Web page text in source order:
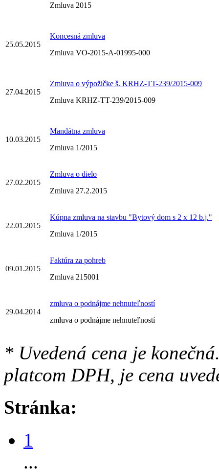
Zmluva 2015
25.05.2015
Koncesná zmluva
Zmluva VO-2015-A-01995-000
27.04.2015
Zmluva o výpožičke š. KRHZ-TT-239/2015-009
Zmluva KRHZ-TT-239/2015-009
10.03.2015
Mandátna zmluva
Zmluva 1/2015
27.02.2015
Zmluva o dielo
Zmluva 27.2.2015
22.01.2015
Kúpna zmluva na stavbu "Bytový dom s 2 x 12 b.j."
Zmluva 1/2015
09.01.2015
Faktúra za pohreb
Zmluva 215001
29.04.2014
zmluva o podnájme nehnuteľností
zmluva o podnájme nehnuteľností
* Uvedená cena je
platcom DPH, je cena
Stránka:
1
...